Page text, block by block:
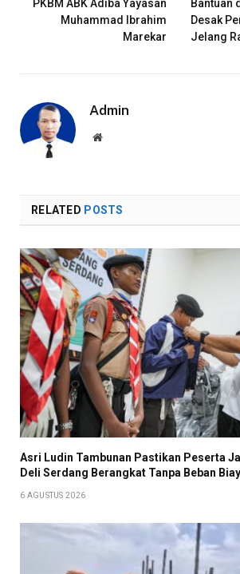
PKBM ABK Adiba Yayasan
Muhammad Ibrahim
Marekar
Bantuan
Desak
Jelang
Admin
Website
RELATED POSTS
Asri Ludin Tambunan Pastikan Peserta
Deli Serdang Berangkat Tanpa Beban
6 AGUSTUS 2026